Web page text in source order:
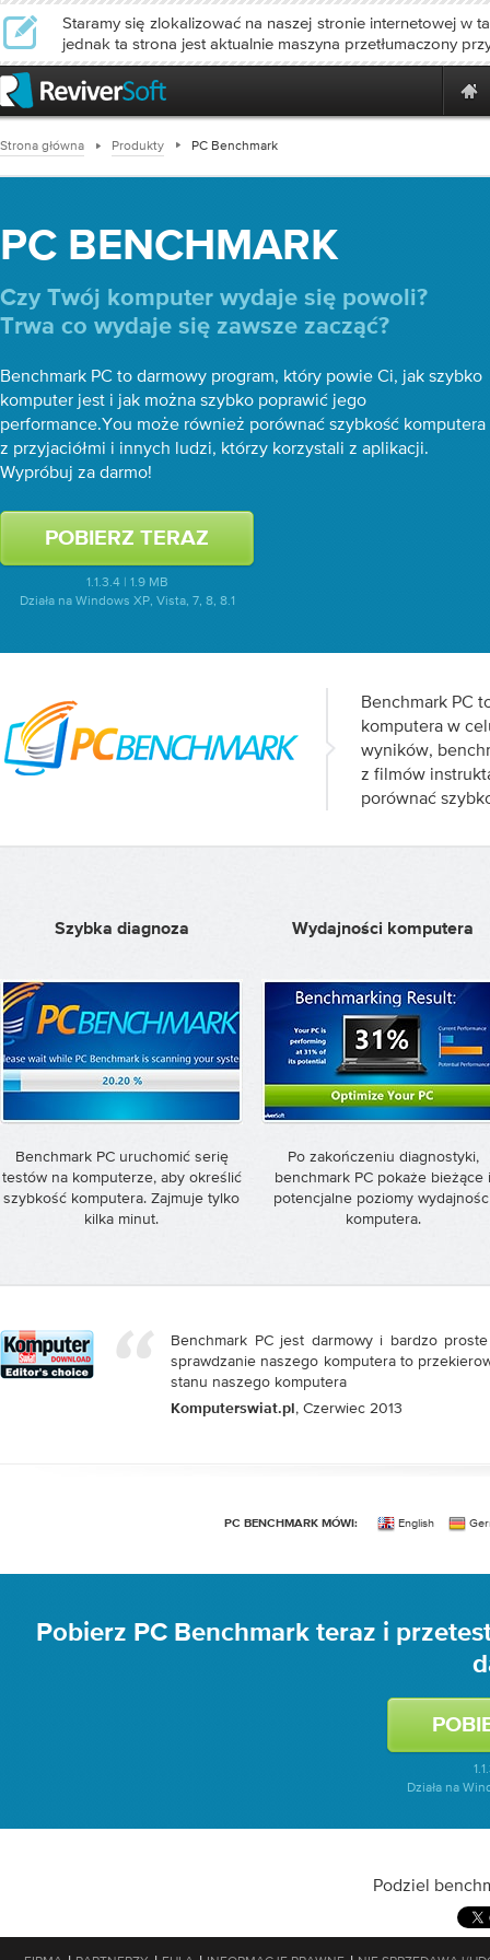
Staramy się zlokalizować na naszej stronie internetowej w
jednak ta strona jest aktualnie maszyna przetłumaczony
Strona główna Produkty PC Benchmark
PC BENCHMARK
Czy Twój komputer wydaje się powoli?
Trwa co wydaje się zawsze zacząć?
Benchmark PC to darmowy program, który powie Ci, jak szybko
komputer jest i jak można szybko poprawić jego
performance.You może również porównać szybkość komputera
z przyjaciółmi i innych ludzi, którzy korzystali z aplikacji.
Wypróbuj za darmo!
1.1.3.4 | 1.9 MB
Działa na Windows XP, Vista, 7, 8, 8.1
Benchmark PC
komputera w
wyników,
z filmów
porównać
Szybka diagnoza Wydajności komputera
Benchmark PC uruchomić serię
testów na komputerze, aby określić
szybkość komputera. Zajmuje tylko
kilka minut.
Po zakończeniu diagnostyki,
benchmark PC pokaże bieżące i
potencjalne poziomy
komputera.
Benchmark PC jest darmowy i bardzo
sprawdzanie naszego komputera to
stanu naszego komputera
Komputerswiat.pl , Czerwiec 2013
PC BENCHMARK MÓWI: English
Pobierz PC Benchmark teraz i
Działa na
Podziel